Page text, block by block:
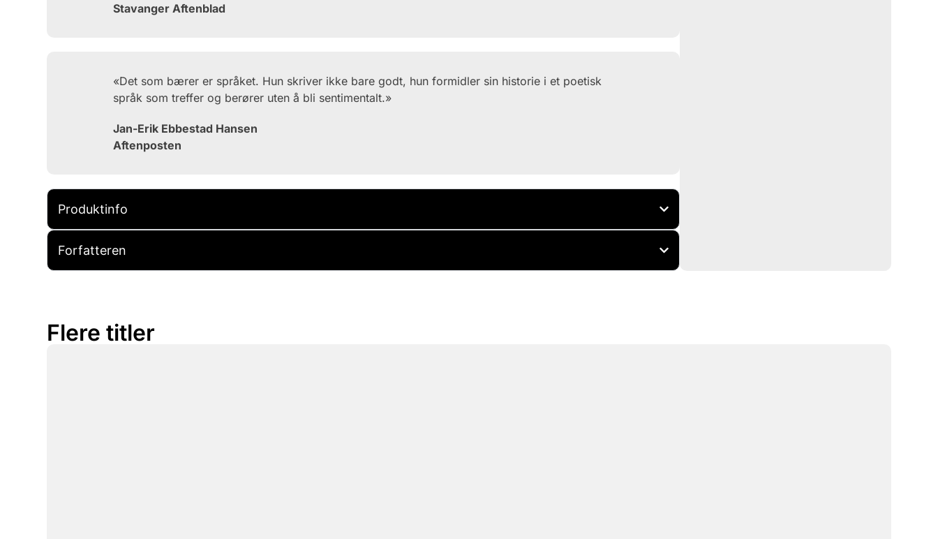
Stavanger Aftenblad
«Det som bærer er språket. Hun skriver ikke bare godt, hun formidler sin historie i et poetisk
språk som treffer og berører uten å bli sentimentalt.»
Jan-Erik Ebbestad Hansen
Aftenposten
Produktinfo
Forfatteren
Flere titler